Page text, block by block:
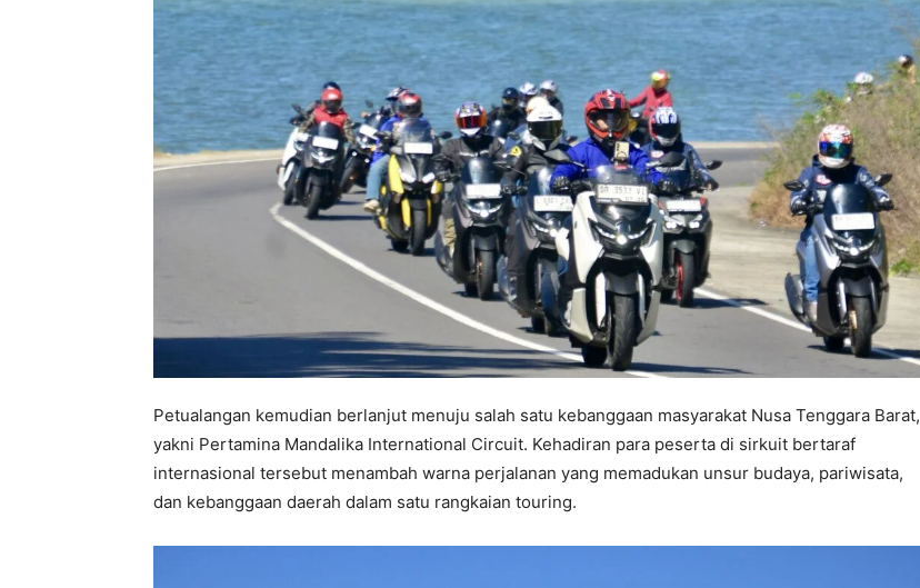
Petualangan kemudian berlanjut menuju salah satu kebanggaan masyarakat Nusa Tenggara Barat,
yakni Pertamina Mandalika International Circuit. Kehadiran para peserta di sirkuit bertaraf
internasional tersebut menambah warna perjalanan yang memadukan unsur budaya, pariwisata,
dan kebanggaan daerah dalam satu rangkaian touring.